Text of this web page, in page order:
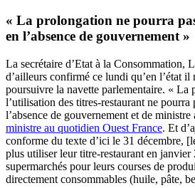
« La prolongation ne pourra
en l’absence de gouvernement »
La secrétaire d’Etat à la Consommation,
d’ailleurs confirmé ce lundi qu’en l’état il
poursuivre la navette parlementaire. « La
l’utilisation des titres-restaurant ne pourra
l’absence de gouvernement et de ministre
ministre au quotidien Ouest France. Et
conforme du texte d’ici le 31 décembre,
plus utiliser leur titre-restaurant en janvier
supermarchés pour leurs courses de
directement consommables (huile, pâte,